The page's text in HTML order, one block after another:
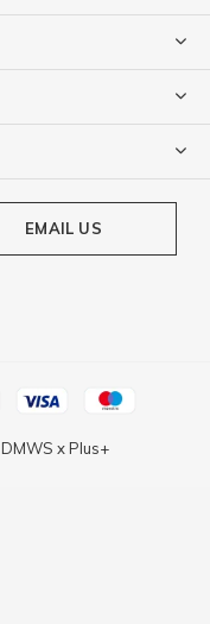
EMAIL US
DMWS xPlus+